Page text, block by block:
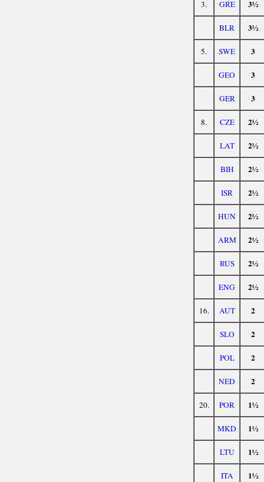
3. GRE 3½
BLR 3½
5. SWE 3
GEO 3
GER 3
8. CZE 2½
LAT 2½
BIH 2½
ISR 2½
HUN 2½
ARM 2½
RUS 2½
ENG 2½
16. AUT 2
SLO 2
POL 2
NED 2
20. POR 1½
MKD 1½
LTU 1½
ITA 1½